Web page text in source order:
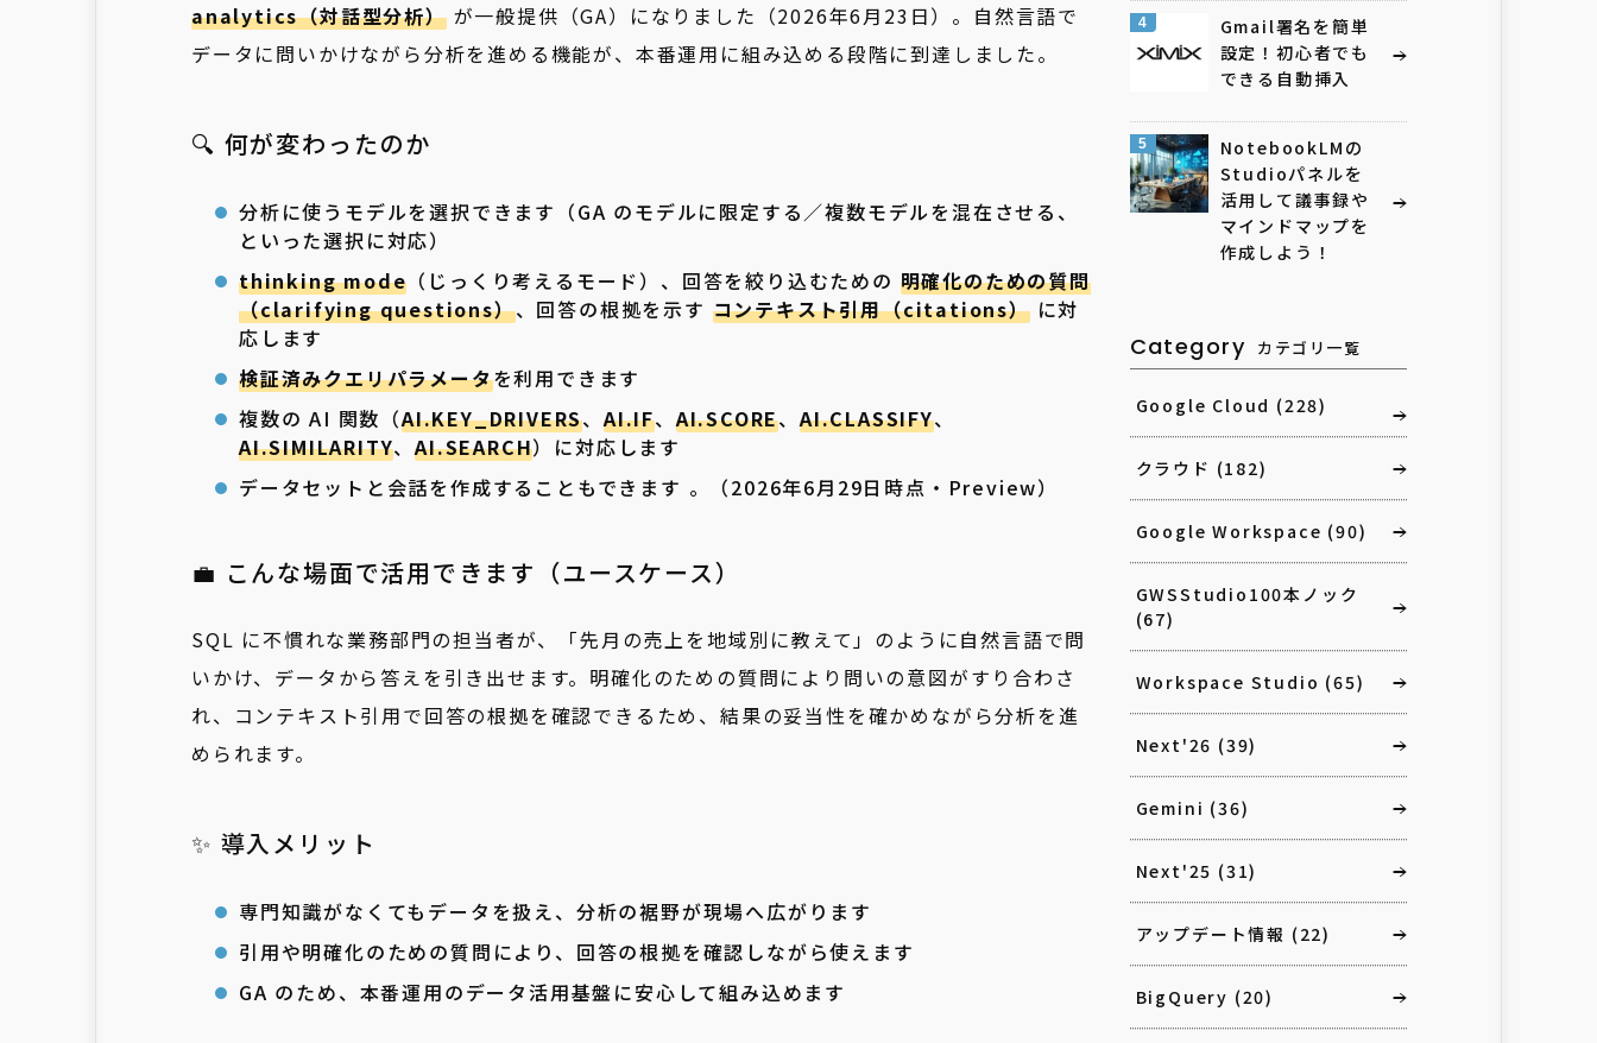
analytics（対話型分析）が一般提供（GA）になりました（2026年6月23日）。自然言語で
データに問いかけながら分析を進める機能が、本番運用に組み込める段階に到達しました。
🔍 何が変わったのか
分析に使うモデルを選択できます（GA のモデルに限定する／複数モデルを混在させる、
といった選択に対応）
thinking mode （じっくり考えるモード）、回答を絞り込むための 明確化のための質問
（clarifying questions）、回答の根拠を示す コンテキスト引用（citations）に対
応します
検証済みクエリパラメータを利用できます
複数の AI 関数（AI.KEY_DRIVERS、AI.IF、AI.SCORE、AI.CLASSIFY、
AI.SIMILARITY、AI.SEARCH）に対応します
データセットと会話を作成することもできます 。（2026年6月29日時点・Preview）
💼 こんな場面で活用できます（ユースケース）
SQL に不慣れな業務部門の担当者が、「先月の売上を地域別に教えて」のように自然言語で問
いかけ、データから答えを引き出せます。明確化のための質問により問いの意図がすり合わさ
れ、コンテキスト引用で回答の根拠を確認できるため、結果の妥当性を確かめながら分析を進
められます。
✨ 導入メリット
専門知識がなくてもデータを扱え、分析の裾野が現場へ広がります
引用や明確化のための質問により、回答の根拠を確認しながら使えます
GA のため、本番運用のデータ活用基盤に安心して組み込めます
4
Gmail署名を簡単
設定！初心者でも
できる自動挿入
5
NotebookLMの
Studioパネルを
活用して議事録や
マインドマップを
作成しよう！
Category カテゴリ一覧
Google Cloud (228)
クラウド (182)
Google Workspace (90)
GWSStudio100本ノック
(67)
Workspace Studio (65)
Next'26 (39)
Gemini (36)
Next'25 (31)
アップデート情報 (22)
BigQuery (20)